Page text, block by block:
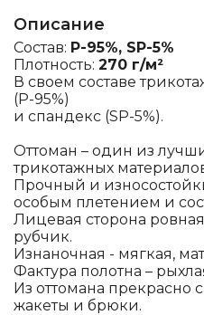
Описание
Состав: P-95%, SP-5%
Плотность: 270 г/м²
В своем составе
(P-95%)
и спандекс (SP-5%).
Оттоман – один из
трикотажных
Прочный и
особым плетением и
Лицевая сторона
рубчик.
Изнаночная - мягкая,
Фактура полотна –
Из оттомана прекрасно
жакеты и брюки.